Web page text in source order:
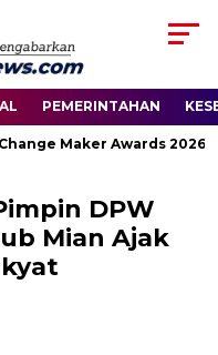
PEMERINTAHAN
Maker Awards 2026
DPW
Mian Ajak